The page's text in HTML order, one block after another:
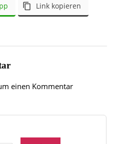
Link kopieren
einen Kommentar